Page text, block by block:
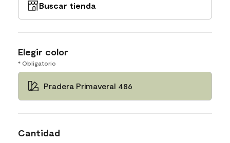
Buscar tienda
Elegir color
* Obligatorio
Pradera Primaveral 486
Cantidad